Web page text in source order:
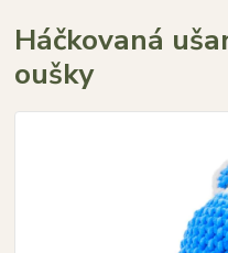
Háčkovaná
oušky